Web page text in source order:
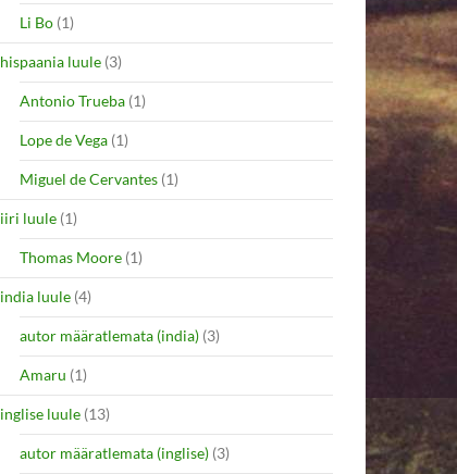
Li Bo (1)
hispaania luule (3)
Antonio Trueba (1)
Lope de Vega (1)
Miguel de Cervantes (1)
iiri luule (1)
Thomas Moore (1)
india luule (4)
autor määratlemata (india) (3)
Amaru (1)
inglise luule (13)
autor määratlemata (inglise) (3)